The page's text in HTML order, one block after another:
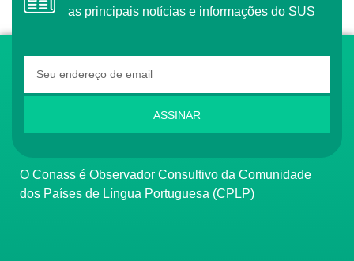
as principais notícias e informações do SUS
ASSINAR
O Conass é Observador Consultivo da Comunidade
dos Países de Língua Portuguesa (CPLP)